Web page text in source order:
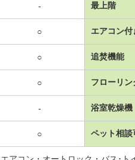
- 最上階
○ エアコン付
○ 追焚機能
○ フローリン
- 浴室乾燥機
○ ペット相談